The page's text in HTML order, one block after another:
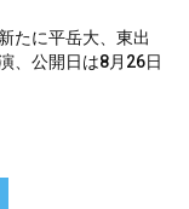
たに平岳大、東出
、公開日は8月26日